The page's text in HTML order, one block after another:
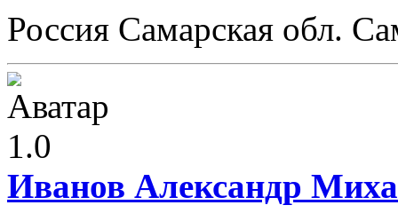
Россия Самарская обл.
1.0
Иванов Александр